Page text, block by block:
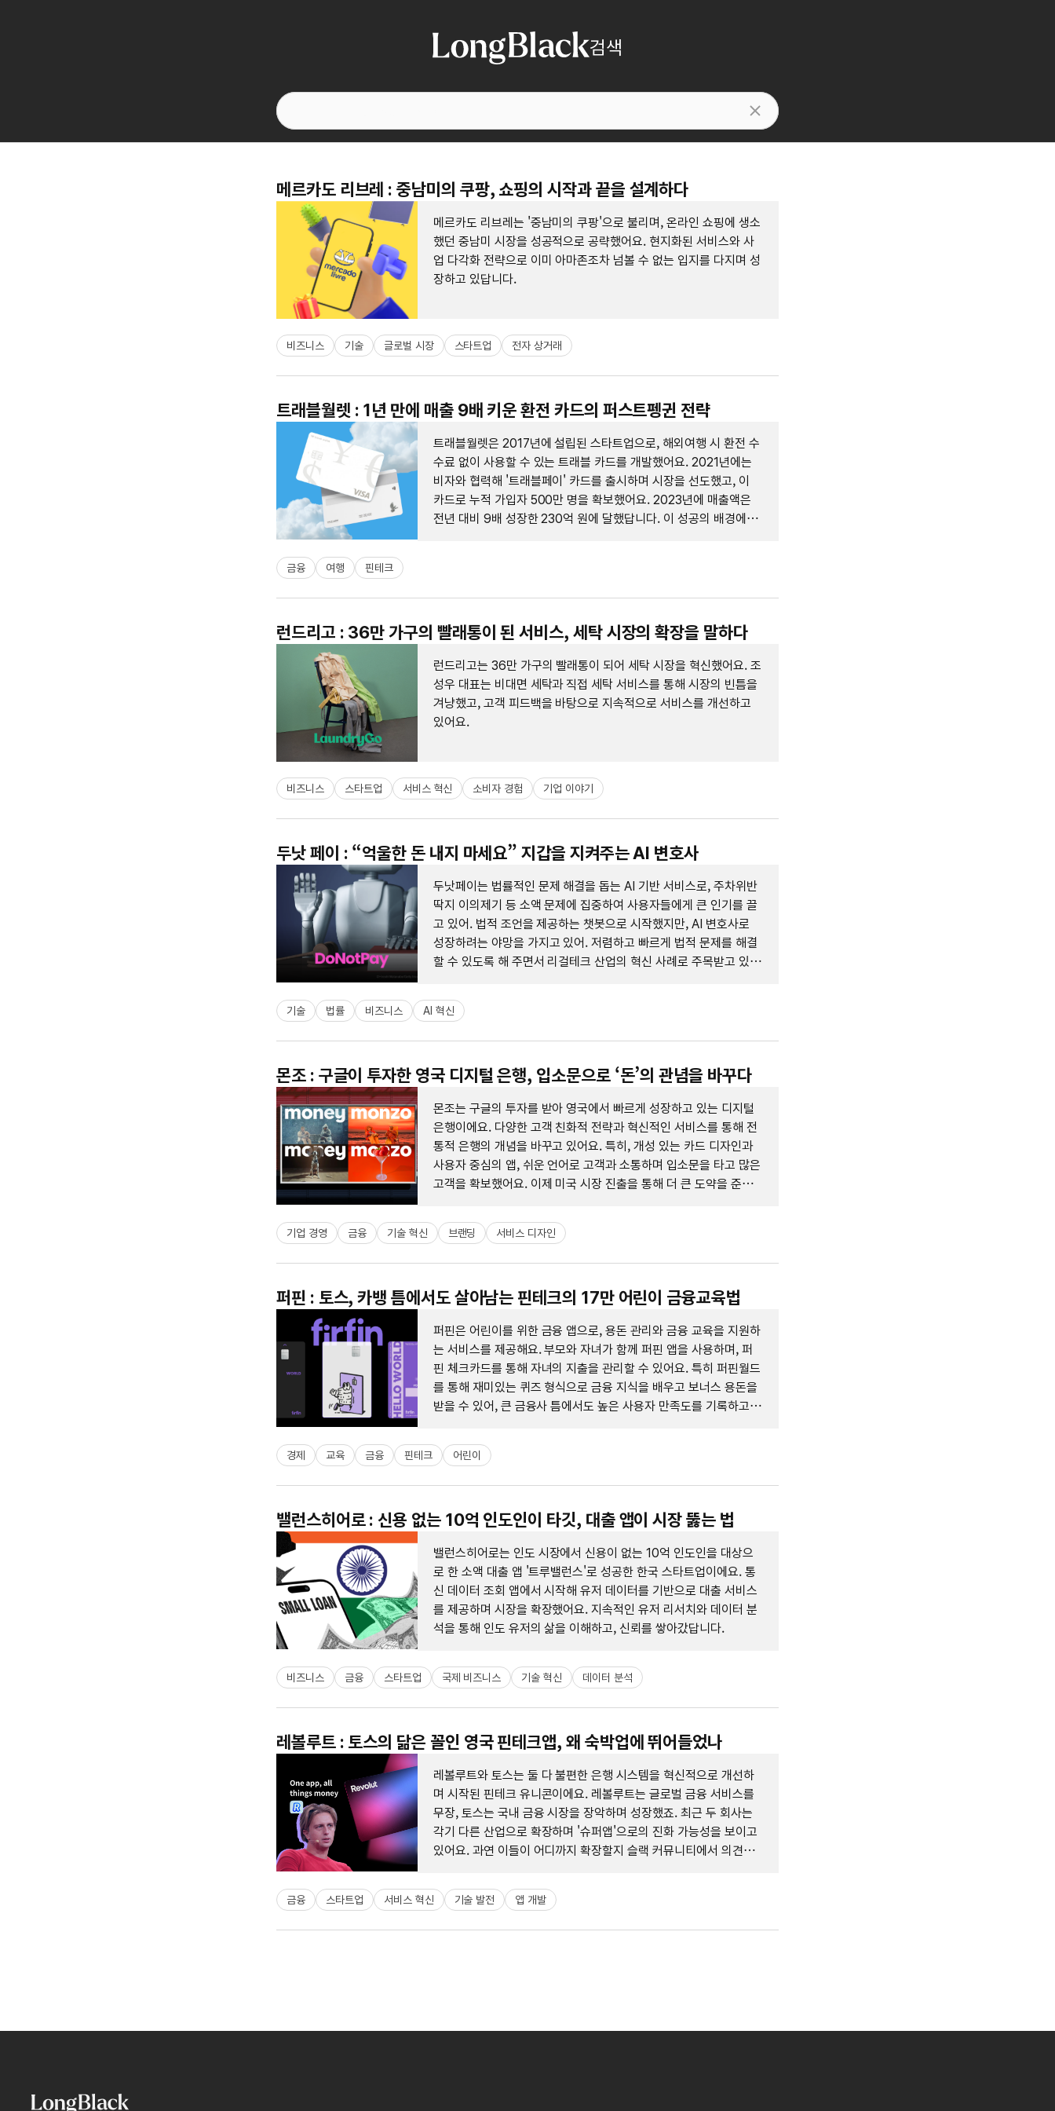
검색
메르카도 리브레 : 중남미의 쿠팡, 쇼핑의 시작과 끝을 설계하다
메르카도 리브레는 '중남미의 쿠팡'으로 불리며, 온라인 쇼핑에 생소
했던 중남미 시장을 성공적으로 공략했어요. 현지화된 서비스와 사
업 다각화 전략으로 이미 아마존조차 넘볼 수 없는 입지를 다지며 성
장하고 있답니다.
비즈니스 기술 글로벌 시장 스타트업 전자 상거래
트래블월렛 : 1년 만에 매출 9배 키운 환전 카드의 퍼스트펭귄 전략
트래블월렛은 2017년에 설립된 스타트업으로, 해외여행 시 환전 수
수료 없이 사용할 수 있는 트래블 카드를 개발했어요. 2021년에는
비자와 협력해 '트래블페이' 카드를 출시하며 시장을 선도했고, 이
카드로 누적 가입자 500만 명을 확보했어요. 2023년에 매출액은
전년 대비 9배 성장한 230억 원에 달했답니다. 이 성공의 배경에는
금융 여행 핀테크
런드리고 : 36만 가구의 빨래통이 된 서비스, 세탁 시장의 확장을 말하다
런드리고는 36만 가구의 빨래통이 되어 세탁 시장을 혁신했어요. 조
성우 대표는 비대면 세탁과 직접 세탁 서비스를 통해 시장의 빈틈을
겨냥했고, 고객 피드백을 바탕으로 지속적으로 서비스를 개선하고
있어요.
비즈니스 스타트업 서비스 혁신 소비자 경험 기업 이야기
두낫 페이 : “억울한 돈 내지 마세요” 지갑을 지켜주는 AI 변호사
두낫페이는 법률적인 문제 해결을 돕는 AI 기반 서비스로, 주차위반
딱지 이의제기 등 소액 문제에 집중하여 사용자들에게 큰 인기를 끌
고 있어. 법적 조언을 제공하는 챗봇으로 시작했지만, AI 변호사로
성장하려는 야망을 가지고 있어. 저렴하고 빠르게 법적 문제를 해결
할 수 있도록 해 주면서 리걸테크 산업의 혁신 사례로 주목받고 있
기술 법률 비즈니스 AI 혁신
몬조 : 구글이 투자한 영국 디지털 은행, 입소문으로 ‘돈’의 관념을 바꾸다
몬조는 구글의 투자를 받아 영국에서 빠르게 성장하고 있는 디지털
은행이에요. 다양한 고객 친화적 전략과 혁신적인 서비스를 통해 전
통적 은행의 개념을 바꾸고 있어요. 특히, 개성 있는 카드 디자인과
사용자 중심의 앱, 쉬운 언어로 고객과 소통하며 입소문을 타고 많은
고객을 확보했어요. 이제 미국 시장 진출을 통해 더 큰 도약을 준비
기업 경영 금융 기술 혁신 브랜딩 서비스 디자인
퍼핀 : 토스, 카뱅 틈에서도 살아남는 핀테크의 17만 어린이 금융교육법
퍼핀은 어린이를 위한 금융 앱으로, 용돈 관리와 금융 교육을 지원하
는 서비스를 제공해요. 부모와 자녀가 함께 퍼핀 앱을 사용하며, 퍼
핀 체크카드를 통해 자녀의 지출을 관리할 수 있어요. 특히 퍼핀월드
를 통해 재미있는 퀴즈 형식으로 금융 지식을 배우고 보너스 용돈을
받을 수 있어, 큰 금융사 틈에서도 높은 사용자 만족도를 기록하고
경제 교육 금융 핀테크 어린이
밸런스히어로 : 신용 없는 10억 인도인이 타깃, 대출 앱이 시장 뚫는 법
밸런스히어로는 인도 시장에서 신용이 없는 10억 인도인을 대상으
로 한 소액 대출 앱 '트루밸런스'로 성공한 한국 스타트업이에요. 통
신 데이터 조회 앱에서 시작해 유저 데이터를 기반으로 대출 서비스
를 제공하며 시장을 확장했어요. 지속적인 유저 리서치와 데이터 분
석을 통해 인도 유저의 삶을 이해하고, 신뢰를 쌓아갔답니다.
비즈니스 금융 스타트업 국제 비즈니스 기술 혁신 데이터 분석
레볼루트 : 토스의 닮은 꼴인 영국 핀테크앱, 왜 숙박업에 뛰어들었나
레볼루트와 토스는 둘 다 불편한 은행 시스템을 혁신적으로 개선하
며 시작된 핀테크 유니콘이에요. 레볼루트는 글로벌 금융 서비스를
무장, 토스는 국내 금융 시장을 장악하며 성장했죠. 최근 두 회사는
각기 다른 산업으로 확장하며 '슈퍼앱'으로의 진화 가능성을 보이고
있어요. 과연 이들이 어디까지 확장할지 슬랙 커뮤니티에서 의견을
금융 스타트업 서비스 혁신 기술 발전 앱 개발